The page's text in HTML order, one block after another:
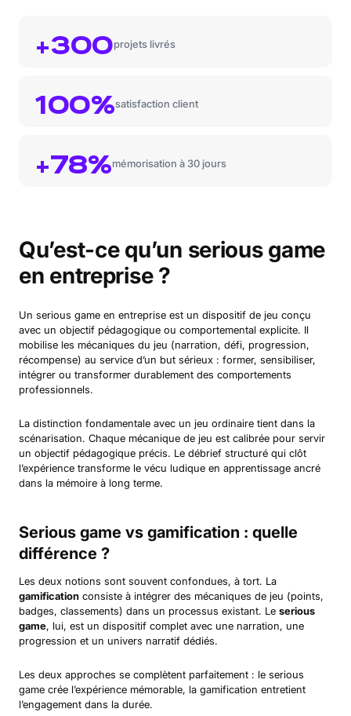
+300projets livrés
100%satisfaction client
+78%mémorisation à 30 jours
Qu’est-ce qu’un serious game
en entreprise ?
Un serious game en entreprise est un dispositif de jeu conçu
avec un objectif pédagogique ou comportemental explicite. Il
mobilise les mécaniques du jeu (narration, défi, progression,
récompense) au service d’un but sérieux : former, sensibiliser,
intégrer ou transformer durablement des comportements
professionnels.
La distinction fondamentale avec un jeu ordinaire tient dans la
scénarisation. Chaque mécanique de jeu est calibrée pour servir
un objectif pédagogique précis. Le débrief structuré qui clôt
l’expérience transforme le vécu ludique en apprentissage ancré
dans la mémoire à long terme.
Serious game vs gamification : quelle
différence ?
Les deux notions sont souvent confondues, à tort. La
gamification consiste à intégrer des mécaniques de jeu (points,
badges, classements) dans un processus existant. Le serious
game, lui, est un dispositif complet avec une narration, une
progression et un univers narratif dédiés.
Les deux approches se complètent parfaitement : le serious
game crée l’expérience mémorable, la gamification entretient
l’engagement dans la durée.